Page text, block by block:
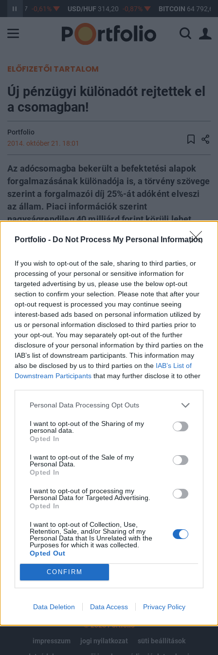
Portfolio - Do Not Process My Personal Information
If you wish to opt-out of the sale, sharing to third parties, or
processing of your personal or sensitive information for
targeted advertising by us, please use the below opt-out
section to confirm your selection. Please note that after your
opt-out request is processed you may continue seeing
interest-based ads based on personal information utilized by
us or personal information disclosed to third parties prior to
your opt-out. You may separately opt-out of the further
disclosure of your personal information by third parties on the
IAB’s list of downstream participants. This information may
also be disclosed by us to third parties on the IAB’s List of
Downstream Participants that may further disclose it to other
Personal Data Processing Opt Outs
I want to opt-out of the Sharing of my
personal data.
Opted In
I want to opt-out of the Sale of my
Personal Data.
Opted In
I want to opt-out of processing my
Personal Data for Targeted Advertising.
Opted In
I want to opt-out of Collection, Use,
Retention, Sale, and/or Sharing of my
Personal Data that Is Unrelated with the
Purposes for which it was collected.
Opted Out
CONFIRM
Data Deletion Data Access Privacy Policy
363,17 -0,61% USD/HUF 314,20 -0,87% BITCOIN 64 792,69
ELŐFIZETŐI TARTALOM
Új pénzügyi különadót rejtettek el
a csomagban!
Portfolio
2014. október 21. 18:01
Az adócsomagba bekerült a befektetési alapok
forgalmazásának különadója is, a törvény szövege
szerint a forgalmazói díj 25%-át adóként elveszi
az állam. Piaci információk szerint
nagyságrendileg 40 milliárd forint körüli lehet
milliárdos adókötelezettség kerül a forgalmazók
értékesítéséről még nem is beszéltünk.
Portfolio Öngondoskodás 2014Ehhez hasonló témákról is
szó lesz az október 30-i Öngondoskodás 2014
konferenciánkon.Információ és jelentkezés A benyújtott
adócsomagba rejtve található egy olyan rész, amely a
kollektív befektetési formák különadójáról rendelkezik.
Ezek szerint "adókötelezettség terheli azt a kollektív
befektetési formát, amelynek befektetési jegyeit...
KEDVES OLVASÓNK!
A keresett cikk a portfolio.hu hírarchívumához
tartozik, melynek olvasása előfizetéses
regisztrációhoz kötött.
Az előfizetés a következőket tartalmazza:
Portfolio.hu teljes cikkarchívum
Kötéslisták: BÉT elmúlt 2 év napon belüli
kötéslistái
MÁR ELŐFIZETŐNK VAGY?BEJELENTKEZÉS
© 2026 Portfolio
impresszum
jogi nyilatkozat
süti beállítások